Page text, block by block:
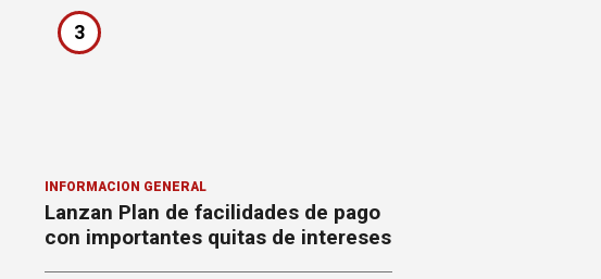
3
INFORMACION GENERAL
Lanzan Plan de facilidades de pago
con importantes quitas de intereses